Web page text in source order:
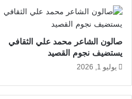
صالون الشاعر محمد علي الثقافي
يستضيف نجوم القصيد
يوليو 1, 2026